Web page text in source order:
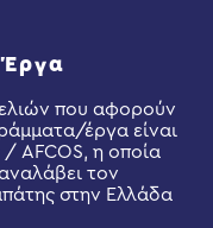
που αφορούν
έργα είναι
AFCOS, η οποία
τον
στην Ελλάδα